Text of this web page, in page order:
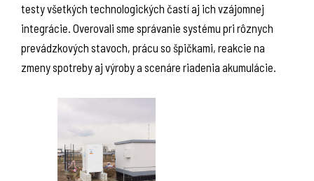
testy všetkých technologických častí aj ich vzájomnej
integrácie. Overovali sme správanie systému pri rôznych
prevádzkových stavoch, prácu so špičkami, reakcie na
zmeny spotreby aj výroby a scenáre riadenia akumulácie.